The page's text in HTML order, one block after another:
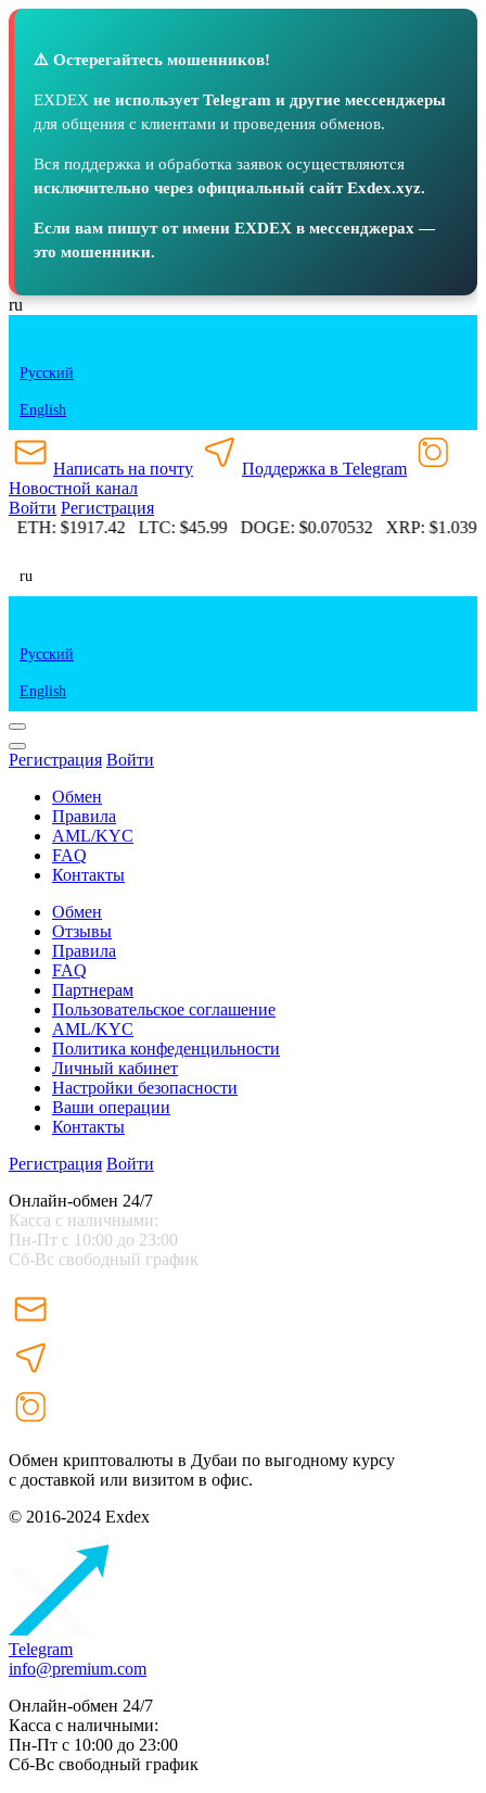
⚠️ Остерегайтесь мошенников!
EXDEX не использует Telegram и другие мессенджеры
для общения с клиентами и проведения обменов.
Вся поддержка и обработка заявок осуществляются
исключительно через официальный сайт Exdex.xyz.
Если вам пишут от имени EXDEX в мессенджерах —
это мошенники.
ru
Русский
English
Написать на почту
Поддержка в Telegram
Новостной канал
Войти Регистрация
ETH:$1917.42 LTC:$45.99 DOGE:$0.070532 XRP:$1.039
ru
Русский
English
Регистрация Войти
Обмен
Правила
AML/KYC
FAQ
Контакты
Обмен
Отзывы
Правила
FAQ
Партнерам
Пользовательское соглашение
AML/KYC
Политика конфеденцильности
Личный кабинет
Настройки безопасности
Ваши операции
Контакты
Регистрация Войти
Онлайн-обмен 24/7
Касса с наличными:
Пн-Пт с 10:00 до 23:00
Сб-Вс свободный график
Обмен криптовалюты в Дубаи по выгодному курсу
с доставкой или визитом в офис.
© 2016-2024 Exdex
Telegram
info@premium.com
Онлайн-обмен 24/7
Касса с наличными:
Пн-Пт с 10:00 до 23:00
Сб-Вс свободный график